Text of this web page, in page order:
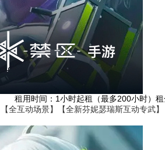
租用时间 ：1小时起租（最多200小时）
【全互动场景】【全新芬妮瑟瑞斯互动专武